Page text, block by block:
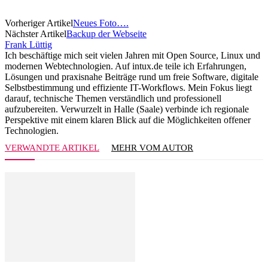
Vorheriger ArtikelNeues Foto….
Nächster ArtikelBackup der Webseite
Frank Lüttig
Ich beschäftige mich seit vielen Jahren mit Open Source, Linux und
modernen Webtechnologien. Auf intux.de teile ich Erfahrungen,
Lösungen und praxisnahe Beiträge rund um freie Software, digitale
Selbstbestimmung und effiziente IT-Workflows. Mein Fokus liegt
darauf, technische Themen verständlich und professionell
aufzubereiten. Verwurzelt in Halle (Saale) verbinde ich regionale
Perspektive mit einem klaren Blick auf die Möglichkeiten offener
Technologien.
VERWANDTE ARTIKEL MEHR VOM AUTOR